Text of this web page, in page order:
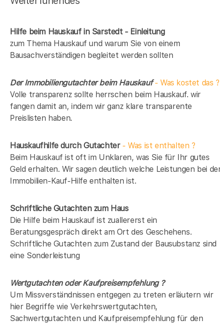
Hilfe beim Hauskauf in Sarstedt - Einleitung
zum Thema Hauskauf und warum Sie von einem
Bausachverständigen begleitet werden sollten
Der Immobiliengutachter beim Hauskauf- Was kostet das ?
Volle transparenz sollte herrschen beim Hauskauf. wir
fangen damit an, indem wir ganz klare transparente
Preislisten haben.
Hauskaufhilfe durch Gutachter- Was ist enthalten ?
Beim Hauskauf ist oft im Unklaren, was Sie für Ihr gutes
Geld erhalten. Wir sagen deutlich welche Leistungen bei
Immobilien-Kauf-Hilfe enthalten ist.
Schriftliche Gutachten zum Haus
Die Hilfe beim Hauskauf ist zuallererst ein
Beratungsgespräch direkt am Ort des Geschehens.
Schriftliche Gutachten zum Zustand der Bausubstanz sind
eine Sonderleistung
Wertgutachten oder Kaufpreisempfehlung ?
Um Missverständnissen entgegen zu treten erläutern wir
hier Begriffe wie Verkehrswertgutachten,
Sachwertgutachten und Kaufpreisempfehlung für den